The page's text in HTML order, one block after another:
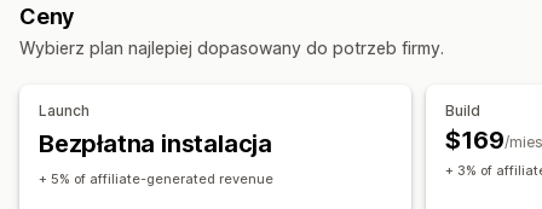
Tantiemy
Śledzenie osiągnięć
Automatyczne śledzenie
Zbiorcze generowanie linków
Śledzenie wielopoziomowe
Polecenia
Programy niestandardowe
Kredyt sklepowy
Darmowe produkty
Niestandardowe nagrody
Ceny
Wybierz plan najlepiej dopasowany do potrzeb firmy.
Launch
Bezpłatna instalacja
+ 5% of affiliate-generated revenue
Build
$169/
+ 3% of